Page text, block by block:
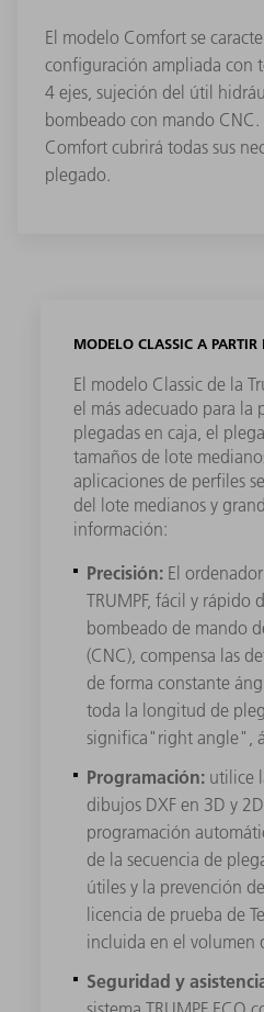
El modelo Comfort se
configuración ampliada con
4 ejes, sujeción del útil
bombeado con mando
Comfort cubrirá todas sus
plegado.
MODELO CLASSIC A
El modelo Classic de la
el más adecuado para la
plegadas en caja, el
tamaños de lote
aplicaciones de perfiles
del lote medianos y
información:
Precisión: El
TRUMPF, fácil y rápido
bombeado de mando
(CNC), compensa las
de forma constante
toda la longitud de
significa" rightangle",
Programación: utilice
dibujos DXF en 3D y
programación
de la secuencia de
útiles y la prevención
licencia de prueba de
incluida en el volumen
Seguridad y